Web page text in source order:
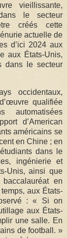
vieillissante,
le secteur
créés cette
actuelle de
d’ici 2024 aux
aux États-Unis,
dans le secteur
occidentaux,
qualifiée
automatisées
d’American
américains se
en Chine ; en
dans le
ingénierie et
Unis, ainsi que
en
aux États-
: « Si on
aux États-
une salle. En
de football. »